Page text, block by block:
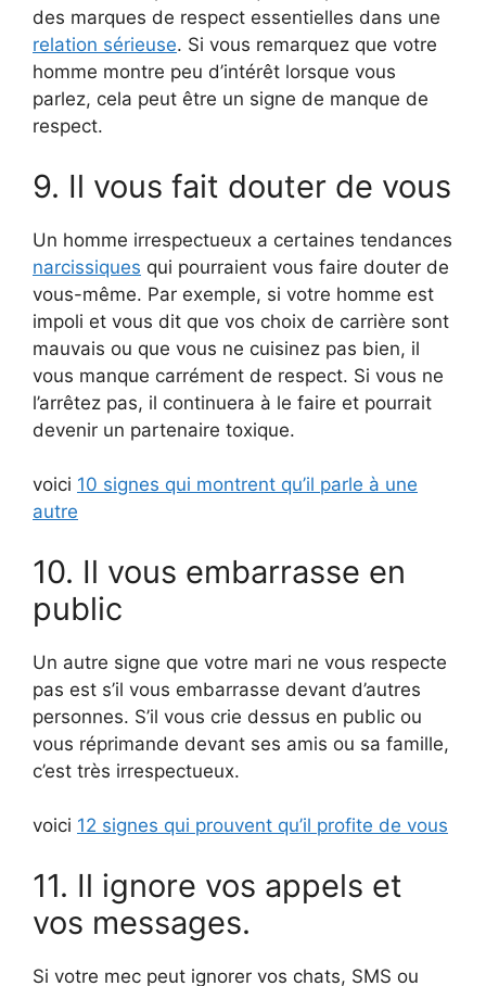
des marques de respect essentielles dans une
relation sérieuse. Si vous remarquez que votre
homme montre peu d’intérêt lorsque vous
parlez, cela peut être un signe de manque de
respect.
9. Il vous fait douter de vous
Un homme irrespectueux a certaines tendances
narcissiques qui pourraient vous faire douter de
vous-même. Par exemple, si votre homme est
impoli et vous dit que vos choix de carrière sont
mauvais ou que vous ne cuisinez pas bien, il
vous manque carrément de respect. Si vous ne
l’arrêtez pas, il continuera à le faire et pourrait
devenir un partenaire toxique.
voici 10 signes qui montrent qu’il parle à une
autre
10. Il vous embarrasse en
public
Un autre signe que votre mari ne vous respecte
pas est s’il vous embarrasse devant d’autres
personnes. S’il vous crie dessus en public ou
vous réprimande devant ses amis ou sa famille,
c’est très irrespectueux.
voici 12 signes qui prouvent qu’il profite de vous
11. Il ignore vos appels et
vos messages.
Si votre mec peut ignorer vos chats, SMS ou